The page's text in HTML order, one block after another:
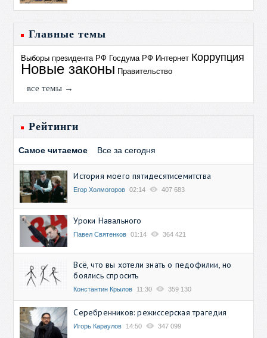
Главные темы
Выборы президента РФ Госдума РФ Интернет Коррупция
Новые законы Правительство
все темы →
Рейтинги
Самое читаемое Все за сегодня
История моего пятидесятисемитства
Егор Холмогоров 02:14 407 683
Уроки Навального
Павел Святенков 01:14 364 421
Всё, что вы хотели знать о педофилии, но
боялись спросить
Константин Крылов 11:30 359 130
Серебренников: режиссерская трагедия
Игорь Караулов 14:50 347 099